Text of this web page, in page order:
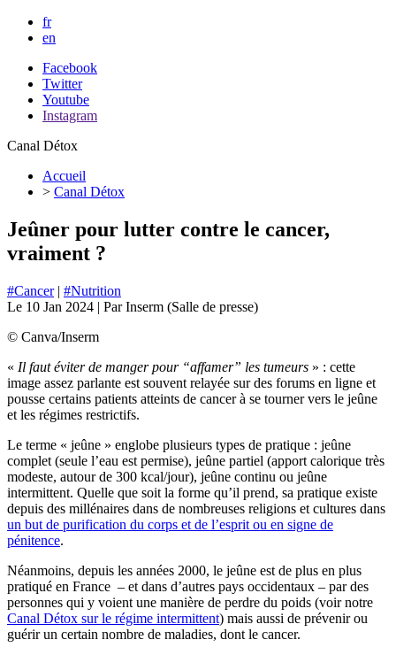
fr
en
Facebook
Twitter
Youtube
Instagram
Canal Détox
Accueil
> Canal Détox
Jeûner pour lutter contre le cancer,
vraiment ?
#Cancer| #Nutrition
Le 10 Jan 2024 | ParInserm (Salle de presse)
© Canva/Inserm
« Il faut éviter de manger pour “affamer” les tumeurs » : cette
image assez parlante est souvent relayée sur des forums en ligne et
pousse certains patients atteints de cancer à se tourner vers le jeûne
et les régimes restrictifs.
Le terme « jeûne » englobe plusieurs types de pratique : jeûne
complet (seule l’eau est permise), jeûne partiel (apport calorique très
modeste, autour de 300 kcal/jour), jeûne continu ou jeûne
intermittent. Quelle que soit la forme qu’il prend, sa pratique existe
depuis des millénaires dans de nombreuses religions et cultures dans
un but de purification du corps et de l’esprit ou en signe de
pénitence.
Néanmoins, depuis les années 2000, le jeûne est de plus en plus
pratiqué en France – et dans d’autres pays occidentaux – par des
personnes qui y voient une manière de perdre du poids (voir notre
Canal Détox sur le régime intermittent) mais aussi de prévenir ou
guérir un certain nombre de maladies, dont le cancer.